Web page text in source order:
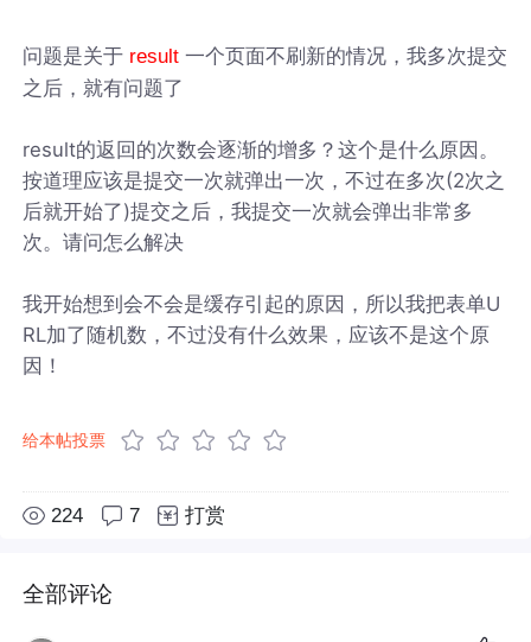
问题是关于 result 一个页面不刷新的情况，我多次提交
之后，就有问题了
result的返回的次数会逐渐的增多？这个是什么原因。
按道理应该是提交一次就弹出一次，不过在多次(2次之
后就开始了)提交之后，我提交一次就会弹出非常多
次。请问怎么解决
我开始想到会不会是缓存引起的原因，所以我把表单U
RL加了随机数，不过没有什么效果，应该不是这个原
因！
给本帖投票
224 7 打赏
全部评论